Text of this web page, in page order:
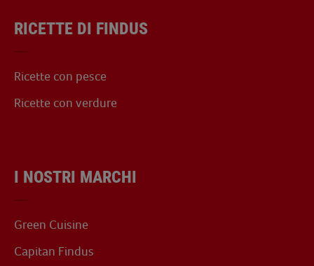
RICETTE DI FINDUS
Ricette con pesce
Ricette con verdure
I NOSTRI MARCHI
Green Cuisine
Capitan Findus